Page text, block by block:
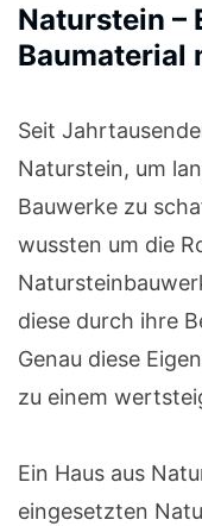
Naturstein –
Baumaterial
Seit
Naturstein, um
Bauwerke zu
wussten um die
diese durch ihre
Genau diese
zu einem
Ein Haus aus
eingesetzten